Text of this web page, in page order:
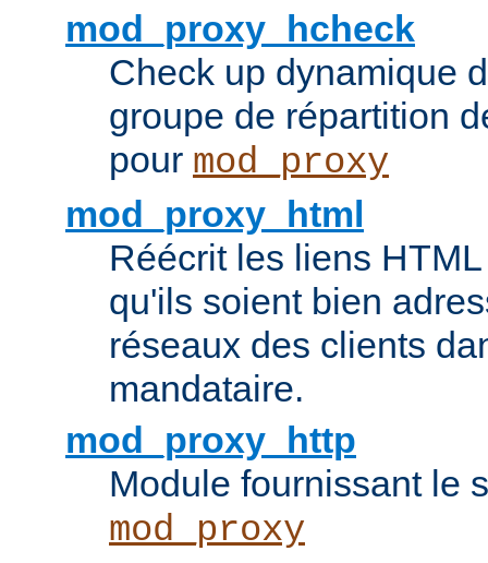
mod_proxy_hcheck
Check up dynamique
groupe de répartition
pour mod_proxy
mod_proxy_html
Réécrit les liens
qu'ils soient bien
réseaux des clients
mandataire.
mod_proxy_http
Module fournissant le
mod_proxy